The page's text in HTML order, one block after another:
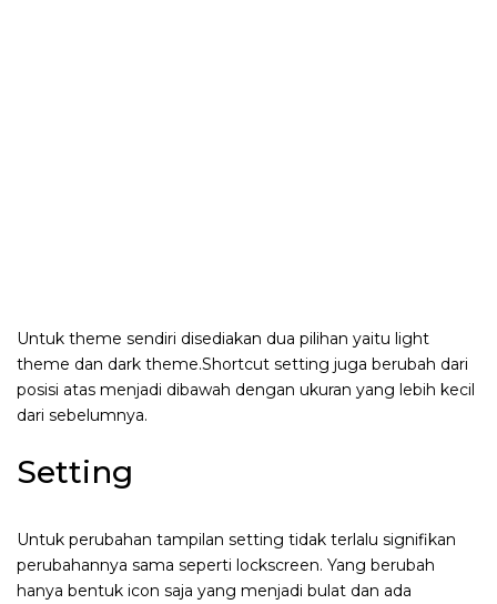
Untuk theme sendiri disediakan dua pilihan yaitu light
theme dan dark theme.Shortcut setting juga berubah dari
posisi atas menjadi dibawah dengan ukuran yang lebih kecil
dari sebelumnya.
Setting
Untuk perubahan tampilan setting tidak terlalu signifikan
perubahannya sama seperti lockscreen. Yang berubah
hanya bentuk icon saja yang menjadi bulat dan ada